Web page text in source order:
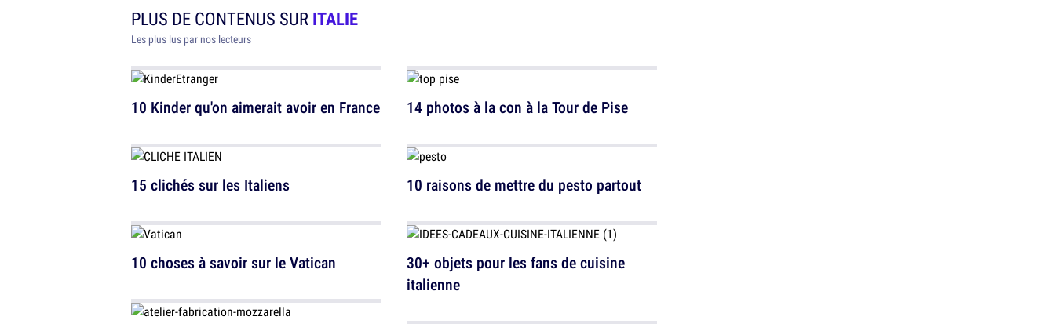
PLUS DE CONTENUS SURITALIE
Les plus lus par nos lecteurs
10 Kinder qu'on aimerait avoir en France
15 clichés sur les Italiens
10 choses à savoir sur le Vatican
14 photos à la con à la Tour de Pise
10 raisons de mettre du pesto partout
30+ objets pour les fans de cuisine
italienne